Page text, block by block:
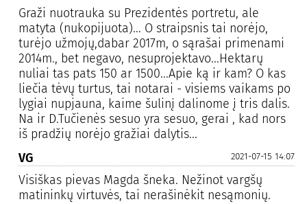
Graži nuotrauka su Prezidentės portretu, ale
matyta (nukopijuota)... O straipsnis tai norėjo,
turėjo užmojų,dabar 2017m, o sąrašai primenami
2014m., bet negavo, nesuprojektavo...Hektarų
nuliai tas pats 150 ar 1500...Apie ką ir kam? O kas
liečia tėvų turtus, tai notarai - visiems vaikams po
lygiai nupjauna, kaime šulinį dalinome į tris dalis.
Na ir D.Tučienės sesuo yra sesuo, gerai , kad nors
iš pradžių norėjo gražiai dalytis...
2021-07-15 14:07
VG
Visiškas pievas Magda šneka. Nežinot vargšų
matininkų virtuvės, tai nerašinėkit nesąmonių.